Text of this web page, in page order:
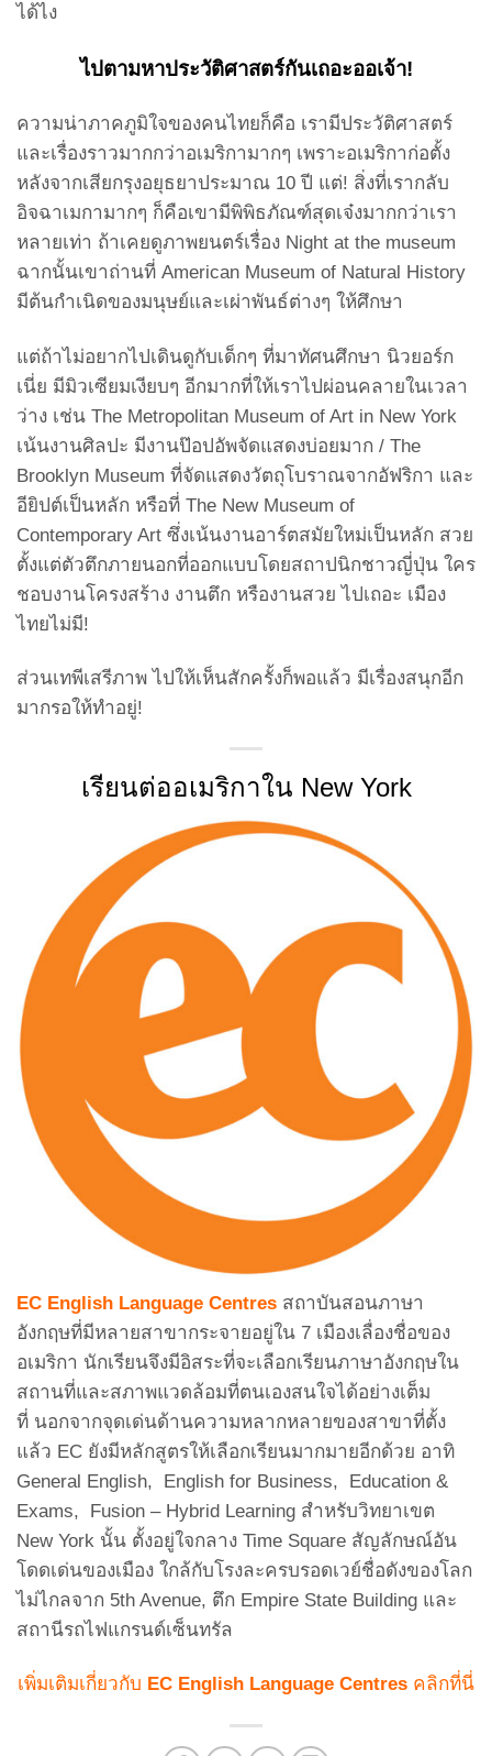
ได้ไง
ไปตามหาประวัติศาสตร์กันเถอะออเจ้า!
ความน่าภาคภูมิใจของคนไทยก็คือ เรามีประวัติศาสตร์
และเรื่องราวมากกว่าอเมริกามากๆ เพราะอเมริกาก่อตั้ง
หลังจากเสียกรุงอยุธยาประมาณ 10 ปี แต่! สิ่งที่เรากลับ
อิจฉาเมกามากๆ ก็คือเขามีพิพิธภัณฑ์สุดเจ๋งมากกว่าเรา
หลายเท่า ถ้าเคยดูภาพยนตร์เรื่อง Night at the museum
ฉากนั้นเขาถ่านที่ American Museum of Natural History
มีต้นกำเนิดของมนุษย์และเผ่าพันธ์ต่างๆ ให้ศึกษา
แต่ถ้าไม่อยากไปเดินดูกับเด็กๆ ที่มาทัศนศึกษา นิวยอร์ก
เนี่ย มีมิวเซียมเงียบๆ อีกมากที่ให้เราไปผ่อนคลายในเวลา
ว่าง เช่น The Metropolitan Museum of Art in New York
เน้นงานศิลปะ มีงานป๊อปอัพจัดแสดงบ่อยมาก / The
Brooklyn Museum ที่จัดแสดงวัตถุโบราณจากอัฟริกา และ
อียิปต์เป็นหลัก หรือที่ The New Museum of
Contemporary Art ซึ่งเน้นงานอาร์ตสมัยใหม่เป็นหลัก สวย
ตั้งแต่ตัวตึกภายนอกที่ออกแบบโดยสถาปนิกชาวญี่ปุ่น ใคร
ชอบงานโครงสร้าง งานตึก หรืองานสวย ไปเถอะ เมือง
ไทยไม่มี!
ส่วนเทพีเสรีภาพ ไปให้เห็นสักครั้งก็พอแล้ว มีเรื่องสนุกอีก
มากรอให้ทำอยู่!
เรียนต่ออเมริกาใน New York
EC English Language Centres สถาบันสอนภาษา
อังกฤษที่มีหลายสาขากระจายอยู่ใน 7 เมืองเลื่องชื่อของ
อเมริกา นักเรียนจึงมีอิสระที่จะเลือกเรียนภาษาอังกฤษใน
สถานที่และสภาพแวดล้อมที่ตนเองสนใจได้อย่างเต็ม
ที่ นอกจากจุดเด่นด้านความหลากหลายของสาขาที่ตั้ง
แล้ว EC ยังมีหลักสูตรให้เลือกเรียนมากมายอีกด้วย อาทิ
General English, English for Business, Education &
Exams, Fusion – Hybrid Learning สำหรับวิทยาเขต
New York นั้น ตั้งอยู่ใจกลาง Time Square สัญลักษณ์อัน
โดดเด่นของเมือง ใกล้กับโรงละครบรอดเวย์ชื่อดังของโลก
ไม่ไกลจาก 5th Avenue, ตึก Empire State Building และ
สถานีรถไฟแกรนด์เซ็นทรัล
เพิ่มเติมเกี่ยวกับ EC English Language Centres คลิกที่นี่